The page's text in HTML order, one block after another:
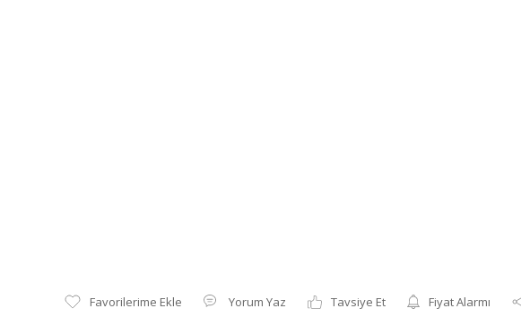
Yorum Yaz Tavsiye Et Fiyat Alarmı